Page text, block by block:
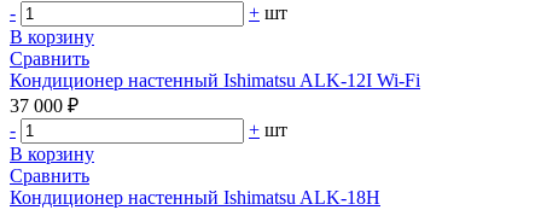
-
+ шт
В корзину
Сравнить
Кондиционер настенный Ishimatsu ALK-12I Wi-Fi
37 000 ₽
-
+ шт
В корзину
Сравнить
Кондиционер настенный Ishimatsu ALK-18H